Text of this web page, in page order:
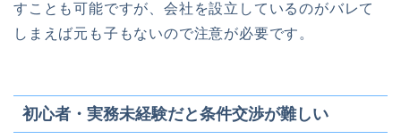
すことも可能ですが、会社を設立しているのがバレて
しまえば元も子もないので注意が必要です。
初心者・実務未経験だと条件交渉が難しい